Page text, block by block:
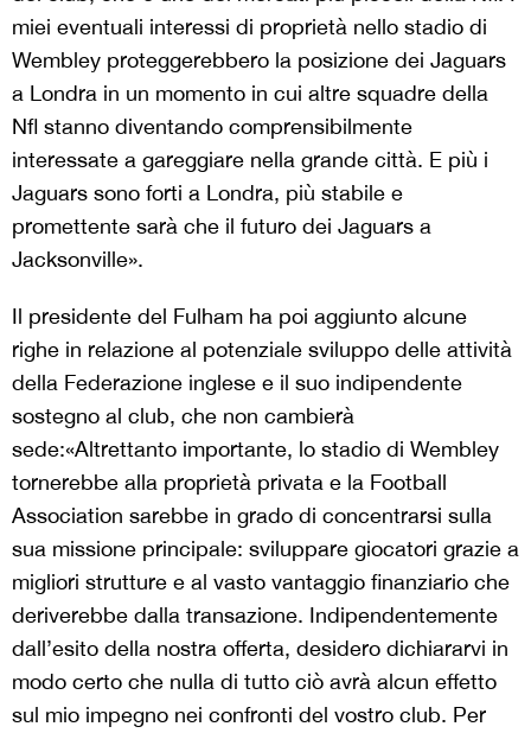
miei eventuali interessi di proprietà nello stadio di
Wembley proteggerebbero la posizione dei Jaguars
a Londra in un momento in cui altre squadre della
Nfl stanno diventando comprensibilmente
interessate a gareggiare nella grande città. E più i
Jaguars sono forti a Londra, più stabile e
promettente sarà che il futuro dei Jaguars a
Jacksonville».
Il presidente del Fulham ha poi aggiunto alcune
righe in relazione al potenziale sviluppo delle attività
della Federazione inglese e il suo indipendente
sostegno al club, che non cambierà
sede:«Altrettanto importante, lo stadio di Wembley
tornerebbe alla proprietà privata e la Football
Association sarebbe in grado di concentrarsi sulla
sua missione principale: sviluppare giocatori grazie a
migliori strutture e al vasto vantaggio finanziario che
deriverebbe dalla transazione. Indipendentemente
dall’esito della nostra offerta, desidero dichiararvi in ​​
modo certo che nulla di tutto ciò avrà alcun effetto
sul mio impegno nei confronti del vostro club. Per